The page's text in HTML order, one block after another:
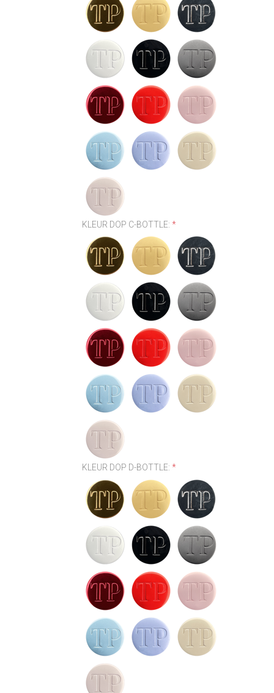
KLEUR DOP C-BOTTLE:*
KLEUR DOP D-BOTTLE:*